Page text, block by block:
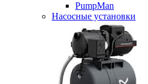
PumpMan
Насосные установки